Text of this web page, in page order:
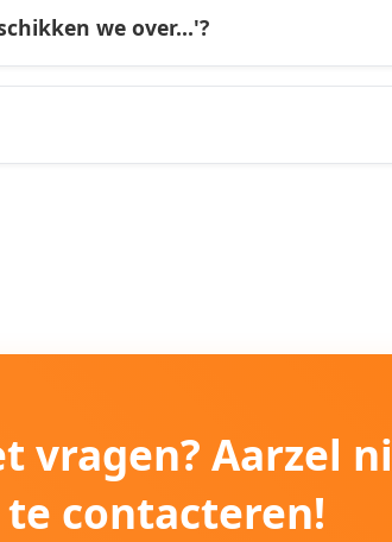
we over...'?
vragen? Aarzel
te contacteren!